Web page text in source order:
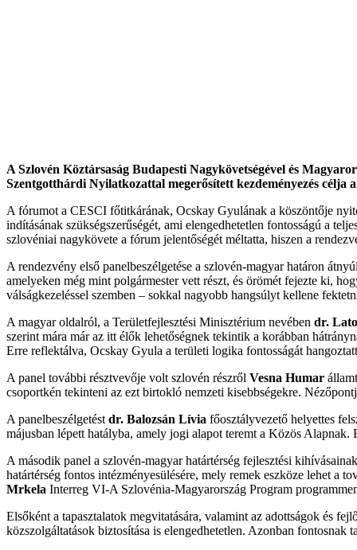
A Szlovén Köztársaság Budapesti Nagykövetségével és
Szentgotthárdi Nyilatkozattal megerősített kezdeményezés célja
A fórumot a CESCI főtitkárának, Ocskay Gyulának a köszöntője
indításának szükségszerűségét, ami elengedhetetlen fontosságú a
szlovéniai nagykövete a fórum jelentőségét méltatta, hiszen a
A rendezvény első panelbeszélgetése a szlovén-magyar határon
amelyeken még mint polgármester vett részt, és örömét fejezte ki,
válságkezeléssel szemben – sokkal nagyobb hangsúlyt kellene
A magyar oldalról, a Területfejlesztési Minisztérium nevében dr.
szerint mára már az itt élők lehetőségnek tekintik a korábban
Erre reflektálva, Ocskay Gyula a területi logika fontosságát
A panel további résztvevője volt szlovén részről Vesna Humar
csoportkén tekinteni az ezt birtokló nemzeti kisebbségekre.
A panelbeszélgetéstdr. Balozsán Lívia főosztályvezető helyettes
májusban lépett hatályba, amely jogi alapot teremt a Közös Alapnak.
A második panel a szlovén-magyar határtérség fejlesztési
határtérség fontos intézményesülésére, mely remek eszköze lehet
Mrkela Interreg VI-A Szlovénia-Magyarország Program
Elsőként a tapasztalatok megvitatására, valamint az adottságok és
közszolgáltatások biztosítása is elengedhetetlen. Azonban fontosnak